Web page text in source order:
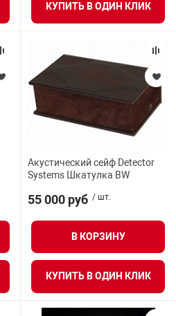
КУПИТЬ В ОДИН КЛИК
Акустический сейф Detector
Systems Шкатулка BW
55 000 руб / шт.
В КОРЗИНУ
КУПИТЬ В ОДИН КЛИК